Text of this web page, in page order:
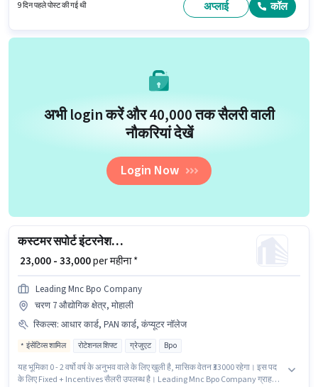
है। इस भूमिका में Fixed वेतन संरचना मिलती है।
9 दिन पहले पोस्ट की गई थी अप्लाई कॉल
अभी login करें और ₹40,000 तक सैलरी वाली
नौकरियां देखें
Login Now
कस्टमर सपोर्ट इंटरनेशनल BPO एग्जीक्यूटिव
₹ 23,000 - 33,000per महीना *
Leading Mnc Bpo Company
चरण 7 औद्योगिक क्षेत्र, मोहाली
स्किल्स: आधार कार्ड, PAN कार्ड, कंप्यूटर नॉलेज
इंसेंटिव्स शामिल रोटेशनल शिफ्ट ग्रेजुएट Bpo
यह भूमिका 0 - 2 वर्षो वर्ष के अनुभव वाले के लिए खुली है, मासिक वेतन ₹33000 रहेगा। इस पद
के लिए Fixed + Incentives सैलरी उपलब्ध है। Leading Mnc Bpo Company ग्राहक